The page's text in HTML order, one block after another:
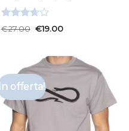
Valutato
€27.00 €19.00
In offerta!